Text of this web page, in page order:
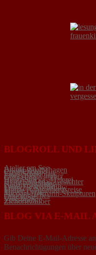
BLOGROLL UND
Atelier am See
Brunis Wortbehagen
CreatiPhoto
Elsas Schreibtalk
Etwas bleibt immer
Gisis Blog
Heinz Spicka- Malerei
HeinzEmil malt Gesichter
Karls Wortbilder
kunstlyrikhermann
Lintschis Kochshow
Marias Achtsamkeitsreise
Mayer-Lyrik
Michael Hermann-Skulpturen
monologisches
Utas Blog
Verssprünge
Zichoriezauber
BLOG VIA E-MAIL
Gib Deine E-Mail-Adresse
Benachrichtigungen über